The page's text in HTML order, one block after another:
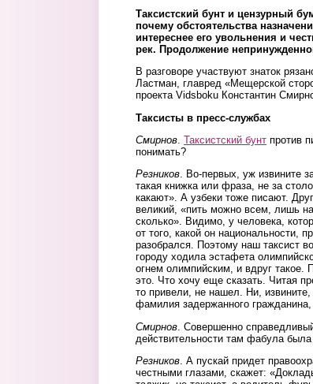
Таксистский бунт и цензурный
почему обстоятельства
интереснее его увольнения и
рек. Продолжение
В разговоре участвуют знаток
Ластман, главред «Мещерской
проекта Vidsboku Константин
Таксисты в пресс-службах
Смирнов Таксистский бунт против
понимать?
Резников. Во-первых, уж извините
такая книжка или фраза, не за
какают». А узбеки тоже писают.
великий, «пить можно всем, лишь
сколько». Видимо, у человека,
от того, какой он национальности,
разобрался. Поэтому наш таксист
городу ходила эстафета
огнем олимпийским, и вдруг такое.
это. Что хочу еще сказать. Читая
то привели, не нашел. Ни,
фамилия задержанного
Смирнов . Совершенно
действительности там фабула была
Резников . А пускай придет
честными глазами, скажет: